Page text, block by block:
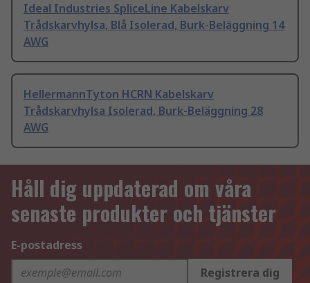
Ideal Industries SpliceLine Kabelskarv
Trådskarvhylsa, Blå Isolerad, Burk-Beläggning 14
AWG
HellermannTyton HCRN Kabelskarv
Trådskarvhylsa Isolerad, Burk-Beläggning 28
AWG
Håll dig uppdaterad om våra
senaste produkter och tjänster
E-postadress
Registrera dig